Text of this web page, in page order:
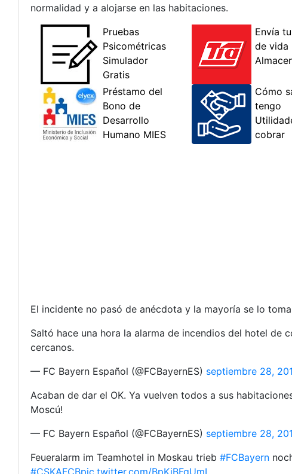
normalidad y a alojarse en las habitaciones.
El incidente no pasó de anécdota y la mayoría se lo
Saltó hace una hora la alarma de incendios del hotel de
cercanos.
— FC Bayern Español (@FCBayernES) septiembre 28,
Acaban de dar el OK. Ya vuelven todos a sus
Moscú!
— FC Bayern Español (@FCBayernES) septiembre 28,
Feueralarm im Teamhotel in Moskau trieb #FCBayern
#CSKAFCBpic.twitter.com/BpKiBFgUmL